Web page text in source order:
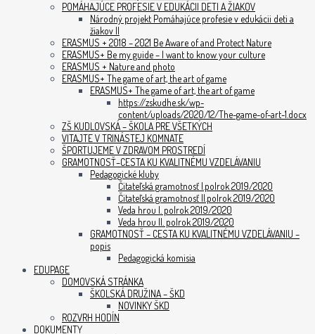
POMÁHAJÚCE PROFESIE V EDUKÁCII DETI A ŽIAKOV
Národný projekt Pomáhajúce profesie v edukácii deti a
žiakov II
ERASMUS + 2018 – 2021 Be Aware of and Protect Nature
ERASMUS+ Be my guide – I want to know your culture
ERASMUS + Nature and photo
ERASMUS+ The game of art, the art of game
ERASMUS+ The game of art, the art of game
https://zskudhe.sk/wp-
content/uploads/2020/12/The-game-of-art-1.docx
ZŠ KUDLOVSKÁ – ŠKOLA PRE VŠETKÝCH
VITAJTE V TRINÁSTEJ KOMNATE
ŠPORTUJEME V ZDRAVOM PROSTREDÍ
GRAMOTNOSŤ–CESTA KU KVALITNÉMU VZDELÁVANIU
Pedagogické kluby
Čitateľská gramotnosť I.polrok 2019/2020
Čitateľská gramotnosť II.polrok 2019/2020
Veda hrou I. polrok 2019/2020
Veda hrou II. polrok 2019/2020
GRAMOTNOSŤ – CESTA KU KVALITNÉMU VZDELÁVANIU –
popis
Pedagogická komisia
EDUPAGE
DOMOVSKÁ STRÁNKA
ŠKOLSKÁ DRUŽINA – ŠKD
NOVINKY ŠKD
ROZVRH HODÍN
DOKUMENTY